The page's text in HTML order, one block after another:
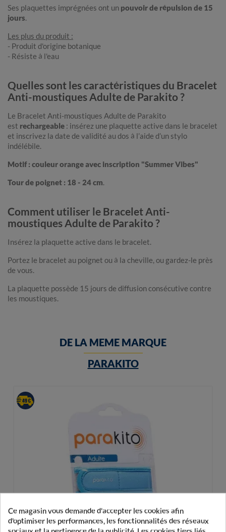
Ses plaquettes imprégnées ont un pouvoir de répulsion de 15
jours.
Les plus du produit :
- Produit d'origine botanique
- Résiste à l'eau
Quelles sont les caractéristiques du Bracelet
Anti-moustiques Adulte de Parakito ?
Le Bracelet Anti-moustiques Adulte de Parakito
est rechargeable : insérez une plaquette active dans le bracelet
et inscrivez la date de validité au dos à l’aide d’un stylo
indélébile.
Motif : couleur orange avec inscription "Summer Vibes"
Tour de poignet : 18 - 24 cm.
Comment utiliser le Bracelet Anti-
moustiques Adulte de Parakito ?
Insérez la plaquette active dans le bracelet.
Portez le bracelet au poignet ou à la cheville, ou gardez-le près
de vous.
La plaquette possède 15 jours de diffusion consécutive contre
les moustiques.
DE LA MEME MARQUE
PARAKITO
Ce magasin vous demande d'accepter les cookies afin
d'optimiser les performances, les fonctionnalités des réseaux